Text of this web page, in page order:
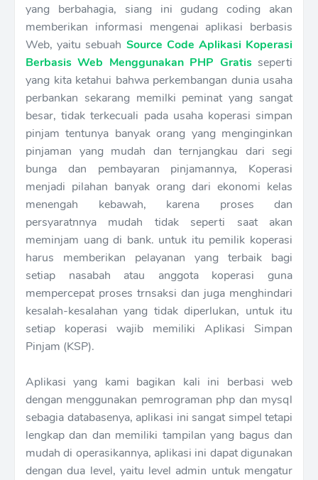
yang berbahagia, siang ini gudang coding akan
memberikan informasi mengenai aplikasi berbasis
Web, yaitu sebuah Source Code Aplikasi Koperasi
Berbasis Web Menggunakan PHP Gratisseperti
yang kita ketahui bahwa perkembangan dunia usaha
perbankan sekarang memilki peminat yang sangat
besar, tidak terkecuali pada usaha koperasi simpan
pinjam tentunya banyak orang yang menginginkan
pinjaman yang mudah dan ternjangkau dari segi
bunga dan pembayaran pinjamannya, Koperasi
menjadi pilahan banyak orang dari ekonomi kelas
menengah kebawah, karena proses dan
persyaratnnya mudah tidak seperti saat akan
meminjam uang di bank. untuk itu pemilik koperasi
harus memberikan pelayanan yang terbaik bagi
setiap nasabah atau anggota koperasi guna
mempercepat proses trnsaksi dan juga menghindari
kesalah-kesalahan yang tidak diperlukan, untuk itu
setiap koperasi wajib memiliki Aplikasi Simpan
Pinjam (KSP).
Aplikasi yang kami bagikan kali ini berbasi web
dengan menggunakan pemrograman php dan mysql
sebagia databasenya, aplikasi ini sangat simpel tetapi
lengkap dan dan memiliki tampilan yang bagus dan
mudah di operasikannya, aplikasi ini dapat digunakan
dengan dua level, yaitu level admin untuk mengatur